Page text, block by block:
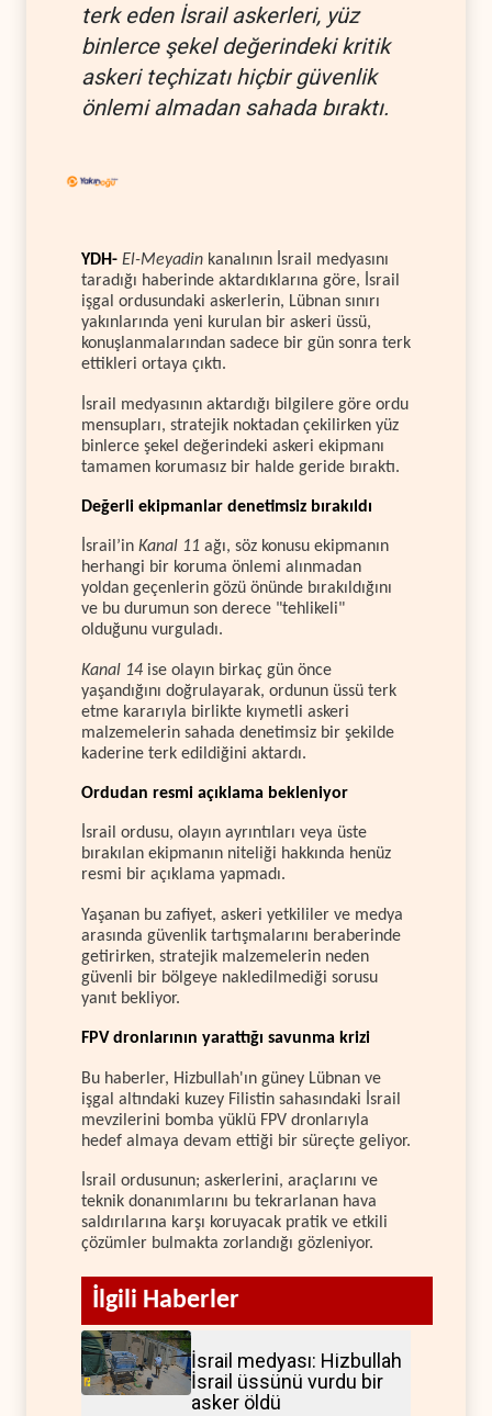
terk eden İsrail askerleri, yüz
binlerce şekel değerindeki kritik
askeri teçhizatı hiçbir güvenlik
önlemi almadan sahada bıraktı.
YDH- El-Meyadin kanalının İsrail medyasını
taradığı haberinde aktardıklarına göre, İsrail
işgal ordusundaki askerlerin, Lübnan sınırı
yakınlarında yeni kurulan bir askeri üssü,
konuşlanmalarından sadece bir gün sonra terk
ettikleri ortaya çıktı.
İsrail medyasının aktardığı bilgilere göre ordu
mensupları, stratejik noktadan çekilirken yüz
binlerce şekel değerindeki askeri ekipmanı
tamamen korumasız bir halde geride bıraktı.
Değerli ekipmanlar denetimsiz bırakıldı
İsrail’in Kanal 11 ağı, söz konusu ekipmanın
herhangi bir koruma önlemi alınmadan
yoldan geçenlerin gözü önünde bırakıldığını
ve bu durumun son derece "tehlikeli"
olduğunu vurguladı.
Kanal 14 ise olayın birkaç gün önce
yaşandığını doğrulayarak, ordunun üssü terk
etme kararıyla birlikte kıymetli askeri
malzemelerin sahada denetimsiz bir şekilde
kaderine terk edildiğini aktardı.
Ordudan resmi açıklama bekleniyor
İsrail ordusu, olayın ayrıntıları veya üste
bırakılan ekipmanın niteliği hakkında henüz
resmi bir açıklama yapmadı.
Yaşanan bu zafiyet, askeri yetkililer ve medya
arasında güvenlik tartışmalarını beraberinde
getirirken, stratejik malzemelerin neden
güvenli bir bölgeye nakledilmediği sorusu
yanıt bekliyor.
FPV dronlarının yarattığı savunma krizi
Bu haberler, Hizbullah'ın güney Lübnan ve
işgal altındaki kuzey Filistin sahasındaki İsrail
mevzilerini bomba yüklü FPV dronlarıyla
hedef almaya devam ettiği bir süreçte geliyor.
İsrail ordusunun; askerlerini, araçlarını ve
teknik donanımlarını bu tekrarlanan hava
saldırılarına karşı koruyacak pratik ve etkili
çözümler bulmakta zorlandığı gözleniyor.
İlgili Haberler
İsrail medyası: Hizbullah
İsrail üssünü vurdu bir
asker öldü